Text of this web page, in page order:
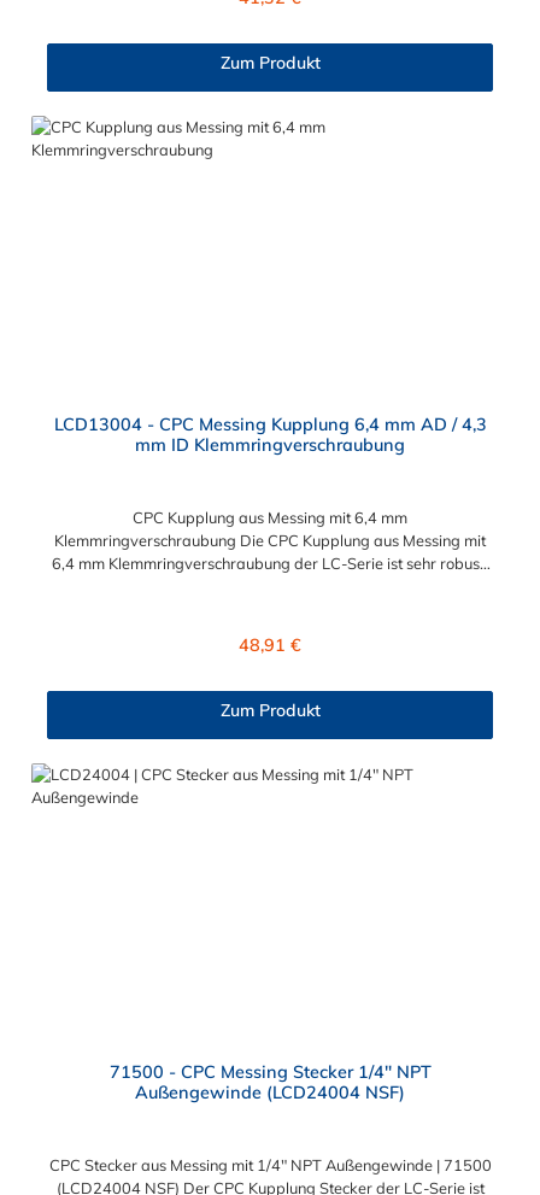
bequemes Verbinden und Trennen mit einer Hand. Die CPC
Flexibilität mit zahlreichen Konfigurationen und
Anschlussvarianten und ist sowohl mit den Acetal-Kupplungen
der PLC-Serie kombinierbar als auch mit den Polypropylen-
Kupplungen der PLC12-Serie. Zudem sind Kupplungen
Zum Produkt
LCD13004 - CPC Messing Kupplung 6,4 mm AD / 4,3
mm ID Klemmringverschraubung
CPC Kupplung aus Messing mit 6,4 mm
Klemmringverschraubung Die CPC Kupplung aus Messing mit
6,4 mm Klemmringverschraubung der LC-Serie ist sehr robust.
höheren Druck. Die CPC Kupplung aus Messing mit 6,4 mm
und Trennen mit einer Hand. Diese CPC Schlauchkupplung hat
zahlreichen Konfigurationen und Anschlussvarianten und ist
sowohl mit den Acetal-Kupplungen der PLC-Serie kombinierbar
als auch mit den Polypropylen-Kupplungen der PLC12-Serie.
Regulärer Preis:
48,91 €
Zum Produkt
71500 - CPC Messing Stecker 1/4" NPT
Außengewinde (LCD24004 NSF)
CPC Stecker aus Messing mit 1/4" NPT Außengewinde | 71500
(LCD24004 NSF) Der CPC Kupplung Stecker der LC-Serie ist